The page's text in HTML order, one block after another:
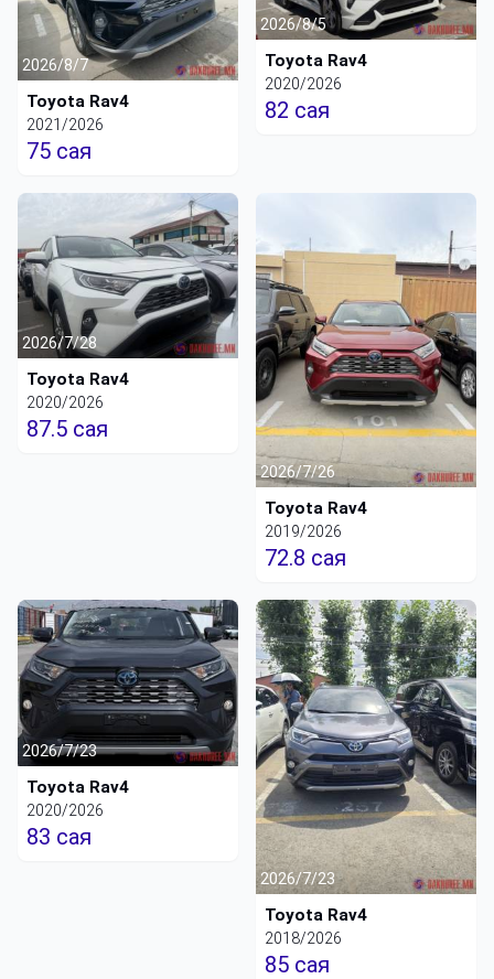
2026/8/7
Toyota Rav4
2021/2026
75 сая
2026/8/5
Toyota Rav4
2020/2026
82 сая
2026/7/28
Toyota Rav4
2020/2026
87.5 сая
2026/7/26
Toyota Rav4
2019/2026
72.8 сая
2026/7/23
Toyota Rav4
2020/2026
83 сая
2026/7/23
Toyota Rav4
2018/2026
85 сая